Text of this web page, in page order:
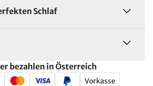
Schlaf
bezahlen in Österreich
Vorkasse